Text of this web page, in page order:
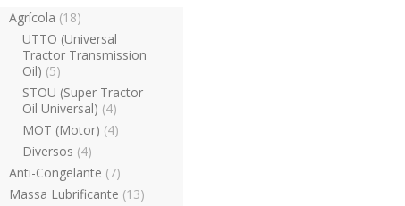
Agrícola (18)
UTTO (Universal
Tractor Transmission
Oil) (5)
STOU (Super Tractor
Oil Universal) (4)
MOT (Motor) (4)
Diversos (4)
Anti-Congelante (7)
Massa Lubrificante (13)